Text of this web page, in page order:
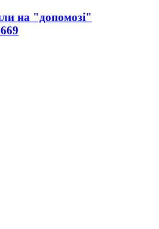
на "допомозі"